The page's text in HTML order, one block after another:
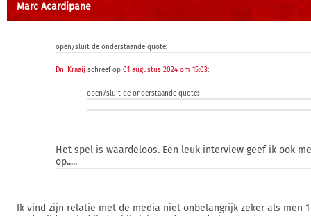
Marc Acardipane
open/sluit de onderstaande quote:
Dn_Kraaij schreef op 01 augustus 2024 om 15:03:
open/sluit de onderstaande quote:
Het spel is waardeloos. Een leuk interview geef ik ook
op.....
Ik vind zijn relatie met de media niet onbelangrijk zeker als men